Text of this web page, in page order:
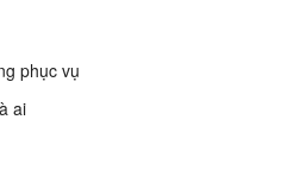
phục vụ
ai